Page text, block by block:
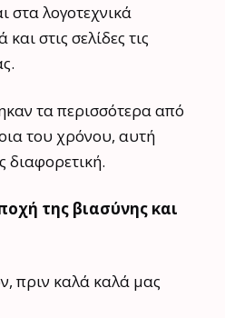
στα λογοτεχνικά
στις σελίδες τις
τα περισσότερα από
του χρόνου, αυτή
διαφορετική.
της βιασύνης και
πριν καλά καλά μας